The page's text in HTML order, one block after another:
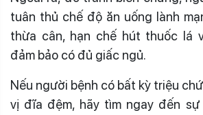
tuân thủ chế độ ăn uống lành
thừa cân, hạn chế hút thuốc lá
đảm bảo có đủ giấc ngủ.
Nếu người bệnh có bất kỳ triệu
vị đĩa đệm, hãy tìm ngay đến